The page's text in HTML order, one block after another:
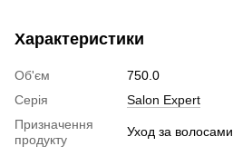
Характеристики
Об'єм
750.0
Серія
Salon Expert
Призначення
продукту
Уход за волосами